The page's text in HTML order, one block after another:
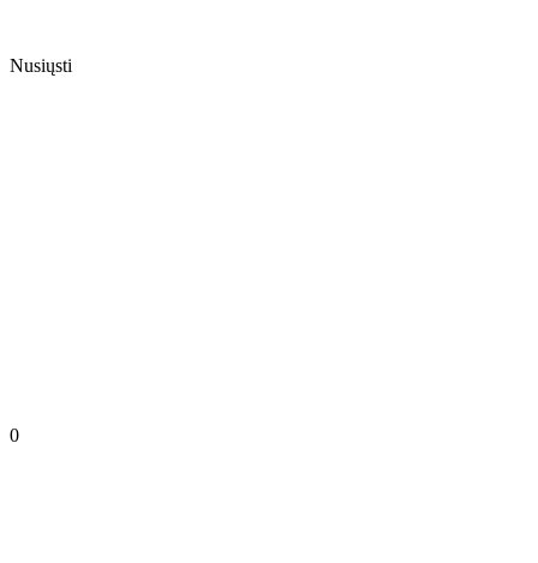
Nusiųsti
0